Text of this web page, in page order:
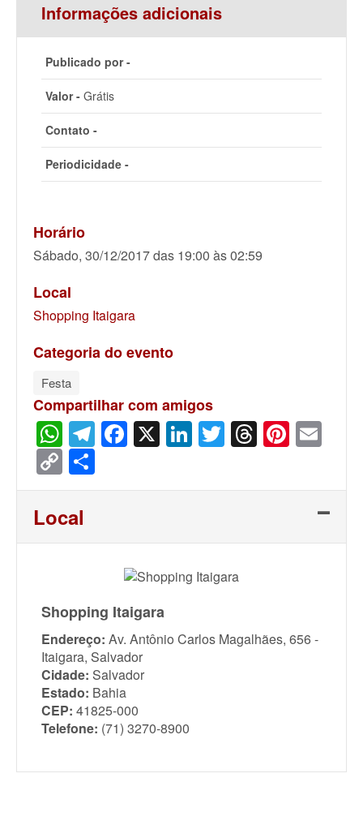
Informações adicionais
Publicado por -
Valor - Grátis
Contato -
Periodicidade -
Horário
Sábado, 30/12/2017 das 19:00 às 02:59
Local
Shopping Itaigara
Categoria do evento
Festa
Compartilhar com amigos
WhatsApp
Telegram
Facebook
X LinkedIn
Twitter
Threads
Copy
Link
Local
Shopping Itaigara
Endereço: Av. Antônio Carlos Magalhães, 656 -
Itaigara, Salvador
Cidade: Salvador
Estado: Bahia
CEP: 41825-000
Telefone: (71) 3270-8900